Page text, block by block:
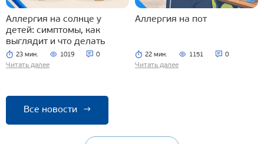
Аллергия на солнце у
детей: симптомы, как
выглядит и что делать
23 мин. 1019 0
Читать далее
Аллергия на пот
22 мин. 1151 0
Читать далее
Все новости →